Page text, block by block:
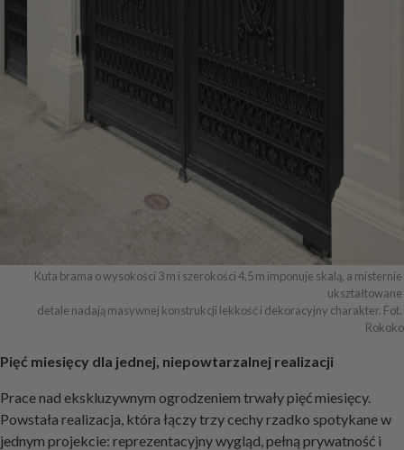
Kuta brama o wysokości 3 m i szerokości 4,5 m imponuje skalą, a misternie
ukształtowane
detale nadają masywnej konstrukcji lekkość i dekoracyjny charakter. Fot.
Rokoko
Pięć miesięcy dla jednej, niepowtarzalnej realizacji
Prace nad ekskluzywnym ogrodzeniem trwały pięć miesięcy.
Powstała realizacja, która łączy trzy cechy rzadko spotykane w
jednym projekcie: reprezentacyjny wygląd, pełną prywatność i